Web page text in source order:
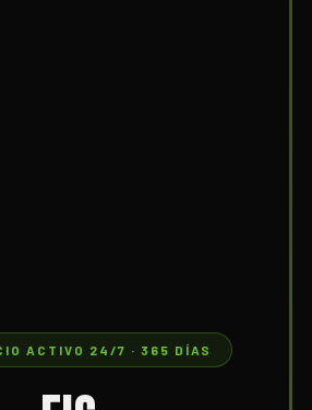
ACTIVO 24/7 · 365 DÍAS